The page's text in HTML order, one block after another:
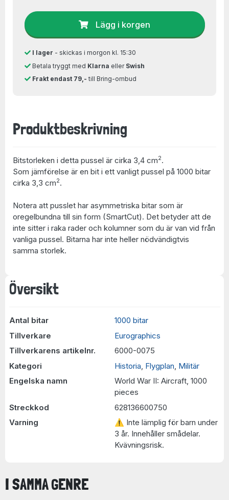
Översikt
Antal bitar
1000 bitar
Tillverkare
Eurographics
Tillverkarens artikelnr.
6000-0075
Kategori
Historia Flygplan Militär
Engelska namn
World War II: Aircraft, 1000
pieces
Streckkod
628136600750
Varning
⚠ Inte lämplig för barn under
3 år. Innehåller smådelar.
Kvävningsrisk.
Lägg i korgen
I lager - skickas i morgon kl. 15:30
Betala tryggt med Klarna eller Swish
Frakt endast 79,- till Bring-ombud
Produktbeskrivning
Bitstorleken i detta pussel är cirka 3,4 cm2.
Som jämförelse är en bit i ett vanligt pussel på 1000 bitar
cirka 3,3 cm2.
Notera att pusslet har asymmetriska bitar som är
oregelbundna till sin form (SmartCut). Det betyder att de
inte sitter i raka rader och kolumner som du är van vid från
vanliga pussel. Bitarna har inte heller nödvändigtvis
samma storlek.
I SAMMA GENRE